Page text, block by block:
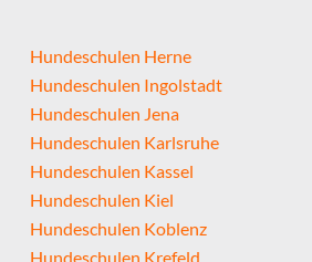
Hundeschulen Herne
Hundeschulen Ingolstadt
Hundeschulen Jena
Hundeschulen Karlsruhe
Hundeschulen Kassel
Hundeschulen Kiel
Hundeschulen Koblenz
Hundeschulen Krefeld